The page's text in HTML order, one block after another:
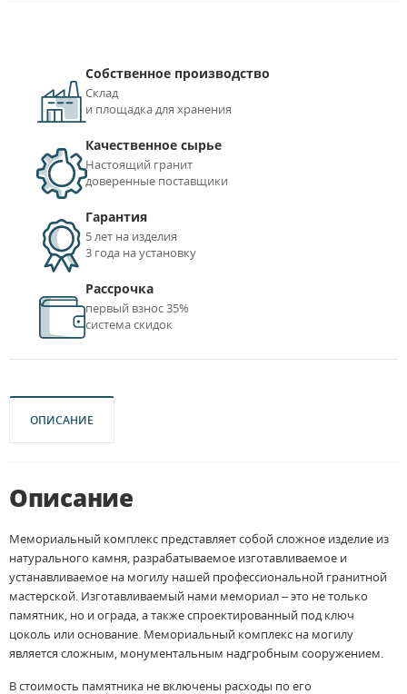
Собственное производство
Склад
и площадка для хранения
Качественное сырье
Настоящий гранит
доверенные поставщики
Гарантия
5 лет на изделия
3 года на установку
Рассрочка
первый взнос 35%
система скидок
ОПИСАНИЕ
Описание
Мемориальный комплекс представляет собой сложное изделие из
натурального камня, разрабатываемое изготавливаемое и
устанавливаемое на могилу нашей профессиональной гранитной
мастерской. Изготавливаемый нами мемориал – это не только
памятник, но и ограда, а также спроектированный под ключ
цоколь или основание. Мемориальный комплекс на могилу
является сложным, монументальным надгробным сооружением.
В стоимость памятника не включены расходы по его